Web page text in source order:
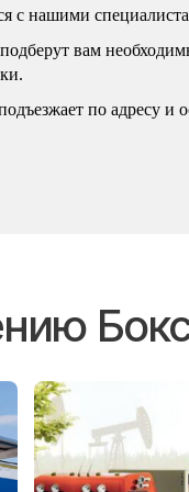
с нашими
вам
по адресу и